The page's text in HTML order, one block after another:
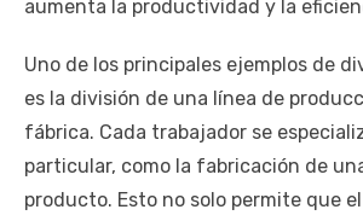
aumenta la productividad y la
Uno de los principales ejemplos de
es la división de una línea de
fábrica. Cada trabajador se
particular, como la fabricación de
producto. Esto no solo permite que